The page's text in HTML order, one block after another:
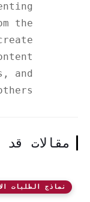
the
and
مقالات قد
نماذج الطلبات